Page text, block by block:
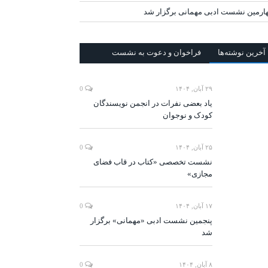
نشست ادبی مهمانی برگزار شد
آخرين‌ نوشته‌ها فراخوان و دعوت به نشست
۲۹ آبان, ۱۴۰۴
یاد بعضی نفرات در انجمن نویسندگان
کودک و نوجوان
۲۵ آبان, ۱۴۰۴
نشست تخصصی «کتاب در قاب فضای
مجازی»
۱۷ آبان, ۱۴۰۴
پنجمین نشست ادبی «مهمانی» برگزار
شد
۸ آبان, ۱۴۰۴